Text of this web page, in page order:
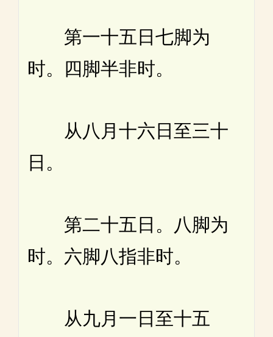
第一十五日七脚为
时。四脚半非时。
从八月十六日至三十
日。
第二十五日。八脚为
时。六脚八指非时。
从九月一日至十五